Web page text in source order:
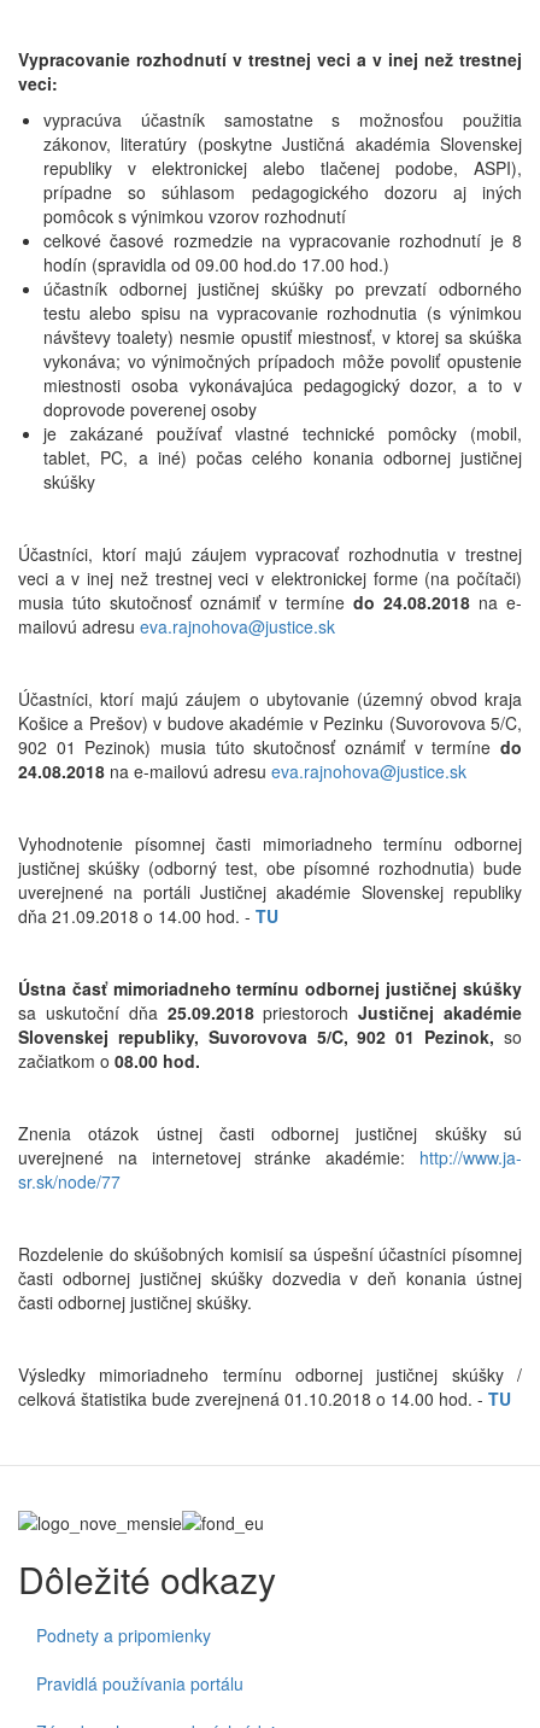
Vypracovanie rozhodnutí v trestnej veci a v inej než trestnej
veci:
vypracúva účastník samostatne s možnosťou použitia
zákonov, literatúry (poskytne Justičná akadémia Slovenskej
republiky v elektronickej alebo tlačenej podobe, ASPI),
prípadne so súhlasom pedagogického dozoru aj iných
pomôcok s výnimkou vzorov rozhodnutí
celkové časové rozmedzie na vypracovanie rozhodnutí je 8
hodín (spravidla od 09.00 hod.do 17.00 hod.)
účastník odbornej justičnej skúšky po prevzatí odborného
testu alebo spisu na vypracovanie rozhodnutia (s výnimkou
návštevy toalety) nesmie opustiť miestnosť, v ktorej sa skúška
vykonáva; vo výnimočných prípadoch môže povoliť opustenie
miestnosti osoba vykonávajúca pedagogický dozor, a to v
doprovode poverenej osoby
je zakázané používať vlastné technické pomôcky (mobil,
tablet, PC, a iné) počas celého konania odbornej justičnej
skúšky
Účastníci, ktorí majú záujem vypracovať rozhodnutia v trestnej
veci a v inej než trestnej veci v elektronickej forme (na počítači)
musia túto skutočnosť oznámiť v termíne do 24.08.2018 na e-
mailovú adresu eva.rajnohova@justice.sk
Účastníci, ktorí majú záujem o ubytovanie (územný obvod kraja
Košice a Prešov) v budove akadémie v Pezinku (Suvorovova 5/C,
902 01 Pezinok) musia túto skutočnosť oznámiť v termíne do
24.08.2018 na e-mailovú adresu eva.rajnohova@justice.sk
Vyhodnotenie písomnej časti mimoriadneho termínu odbornej
justičnej skúšky (odborný test, obe písomné rozhodnutia) bude
uverejnené na portáli Justičnej akadémie Slovenskej republiky
dňa 21.09.2018 o 14.00 hod. - TU
Ústna časť mimoriadneho termínu odbornej justičnej skúšky
sa uskutoční dňa 25.09.2018priestoroch Justičnej akadémie
Slovenskej republiky, Suvorovova 5/C, 902 01 Pezinok, so
začiatkom o 08.00 hod.
Znenia otázok ústnej časti odbornej justičnej skúšky sú
uverejnené na internetovej stránke akadémie: http://www.ja-
sr.sk/node/77
Rozdelenie do skúšobných komisií sa úspešní účastníci písomnej
časti odbornej justičnej skúšky dozvedia v deň konania ústnej
časti odbornej justičnej skúšky.
Výsledky mimoriadneho termínu odbornej justičnej skúšky /
celková štatistika bude zverejnená 01.10.2018 o 14.00 hod. - TU
Dôležité odkazy
Podnety a pripomienky
Pravidlá používania portálu